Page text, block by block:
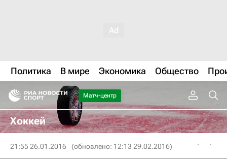
Политика В мире Экономика Общество
Матч-центр
Хоккей
21:55 26.01.2016 (обновлено: 12:13 29.02.2016)